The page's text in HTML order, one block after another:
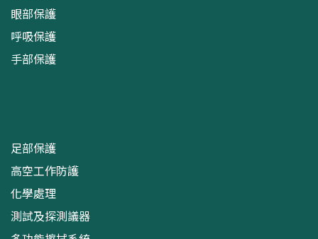
眼部保護
呼吸保護
手部保護
足部保護
高空工作防護
化學處理
測試及探測議器